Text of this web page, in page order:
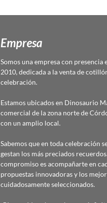
Empresa
Somos una empresa con presencia
2010, dedicada a la venta de
celebración.
Estamos ubicados en Dinosaurio
comercial de la zona norte de
con un amplio local.
Sabemos que en toda celebración
gestan los más preciados
compromiso es acompañarte en
propuestas innovadoras y los
cuidadosamente seleccionados.